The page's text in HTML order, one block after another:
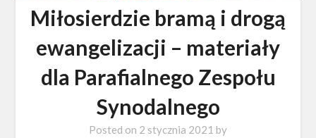
Miłosierdzie bramą i drogą
ewangelizacji – materiały
dla Parafialnego Zespołu
Synodalnego
Posted on 2 stycznia 2021 by